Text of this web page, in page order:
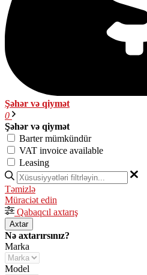
Şəhər və qiymət
0
Şəhər və qiymət
Barter mümkündür
VAT invoice available
Leasing
Təmizlə
Müraciət edin
Qabaqcıl axtarış
Axtar
Nə axtarırsınız?
Marka
Model